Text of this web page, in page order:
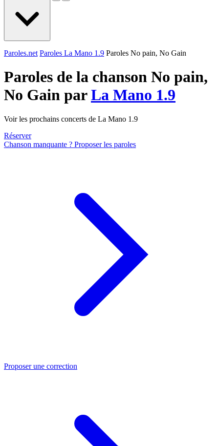
Paroles.net Paroles La Mano 1.9 Paroles No pain, No Gain
Paroles de la chanson No pain,
No Gain parLa Mano 1.9
Voir les prochains concerts de La Mano 1.9
Réserver
Chanson manquante ? Proposer les paroles
Proposer une correction